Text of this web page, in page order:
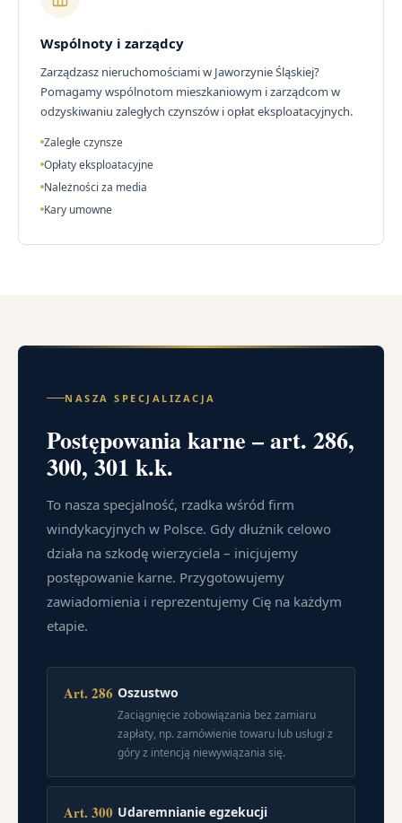
Wspólnoty i zarządcy
Zarządzasz nieruchomościami w Jaworzynie Śląskiej?
Pomagamy wspólnotom mieszkaniowym i zarządcom w
odzyskiwaniu zaległych czynszów i opłat eksploatacyjnych.
Zaległe czynsze
Opłaty eksploatacyjne
Należności za media
Kary umowne
NASZA SPECJALIZACJA
Postępowania karne – art. 286,
300, 301 k.k.
To nasza specjalność, rzadka wśród firm
windykacyjnych w Polsce. Gdy dłużnik celowo
działa na szkodę wierzyciela – inicjujemy
postępowanie karne. Przygotowujemy
zawiadomienia i reprezentujemy Cię na każdym
etapie.
Art. 286 Oszustwo
Zaciągnięcie zobowiązania bez zamiaru
zapłaty, np. zamówienie towaru lub usługi z
góry z intencją niewywiązania się.
Art. 300 Udaremnianie egzekucji